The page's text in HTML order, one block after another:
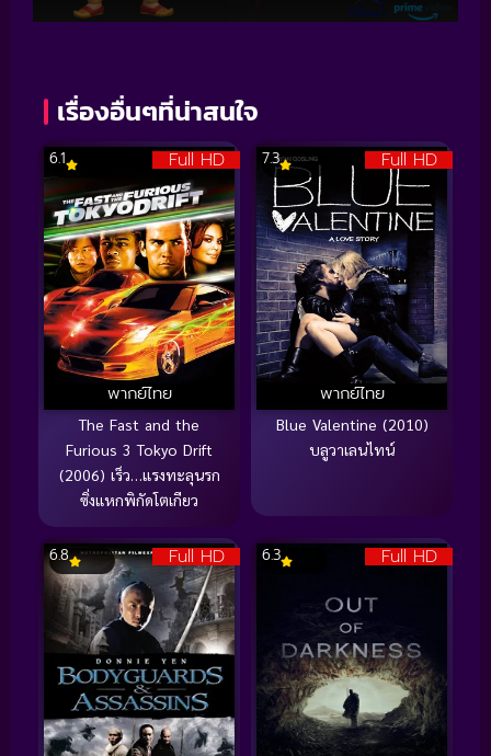
เรื่องอื่นๆที่น่าสนใจ
Full HD
พากย์ไทย
6.1
The Fast and the
Furious 3 Tokyo Drift
(2006) เร็ว…แรงทะลุนรก
ซิ่งแหกพิกัดโตเกียว
Full HD
พากย์ไทย
7.3
Blue Valentine (2010)
บลูวาเลนไทน์
Full HD
6.8 Full HD
6.3